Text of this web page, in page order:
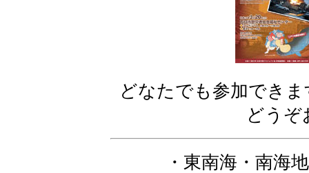
どなたでも参加でき
どうぞ
・東南海・南海